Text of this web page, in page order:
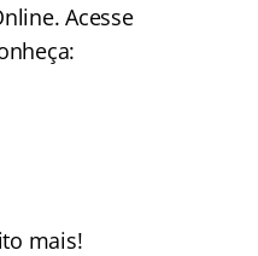
Acesse
mais!